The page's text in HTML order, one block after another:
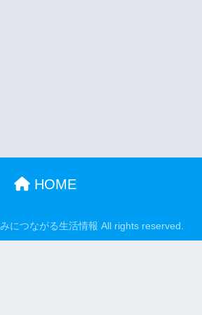
HOME
につながる生活情報 All rights reserved.